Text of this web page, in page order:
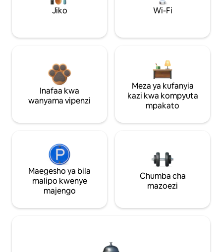
Jiko Wi-Fi
Inafaa kwa
wanyama vipenzi
Meza ya kufanyia
kazi kwa kompyuta
mpakato
Maegesho ya bila
malipo kwenye
majengo
Chumba cha
mazoezi